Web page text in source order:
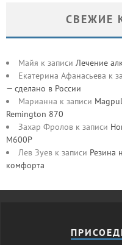
СВЕЖИЕ
Майя к записи Лечение
Екатерина Афанасьева к
— сделано в России
Марианна к записи
Remington 870
Захар Фролов к записи
M600P
Лев Зуев к записи Резина
комфорта